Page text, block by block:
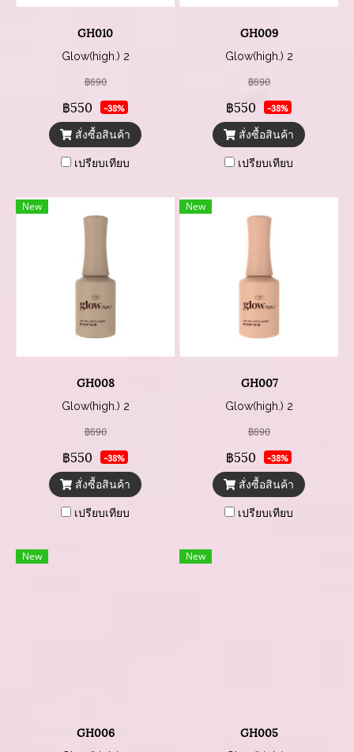
GH010
Glow(high.) 2
฿890
฿550 -38%
สั่งซื้อสินค้า
เปรียบเทียบ
GH009
Glow(high.) 2
฿890
฿550 -38%
สั่งซื้อสินค้า
เปรียบเทียบ
New
GH008
Glow(high.) 2
฿890
฿550 -38%
สั่งซื้อสินค้า
เปรียบเทียบ
New
GH007
Glow(high.) 2
฿890
฿550 -38%
สั่งซื้อสินค้า
เปรียบเทียบ
New
GH006
New
GH005